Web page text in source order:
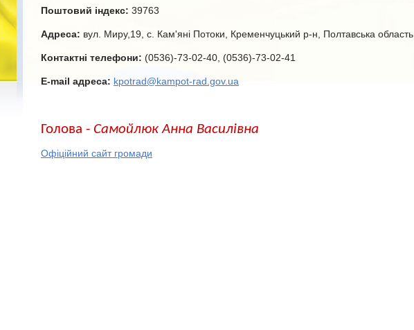
Поштовий індекс: 39763
Адреса: вул. Миру,19, с. Кам'яні Потоки, Кременчуцький р-н, Полтавська область
Контактні телефони: (0536)-73-02-40, (0536)-73-02-41
E-mail адреса: kpotrad@kampot-rad.gov.ua
Голова - Самойлюк Анна Василівна
Офіційний сайт громади